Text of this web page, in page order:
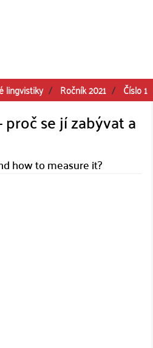
lingvistiky Ročník 2021 Číslo 1
se jí zabývat a
how to measure it?